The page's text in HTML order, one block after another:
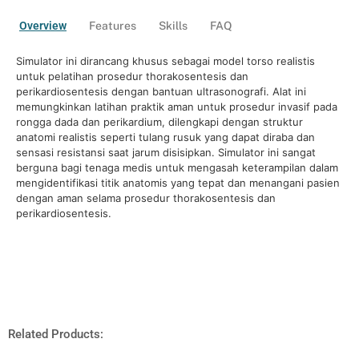
Overview Features Skills FAQ
Simulator ini dirancang khusus sebagai model torso realistis
untuk pelatihan prosedur thorakosentesis dan
perikardiosentesis dengan bantuan ultrasonografi. Alat ini
memungkinkan latihan praktik aman untuk prosedur invasif pada
rongga dada dan perikardium, dilengkapi dengan struktur
anatomi realistis seperti tulang rusuk yang dapat diraba dan
sensasi resistansi saat jarum disisipkan. Simulator ini sangat
berguna bagi tenaga medis untuk mengasah keterampilan dalam
mengidentifikasi titik anatomis yang tepat dan menangani pasien
dengan aman selama prosedur thorakosentesis dan
perikardiosentesis.
Related Products: